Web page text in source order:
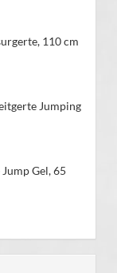
110 cm
Jumping
Gel, 65